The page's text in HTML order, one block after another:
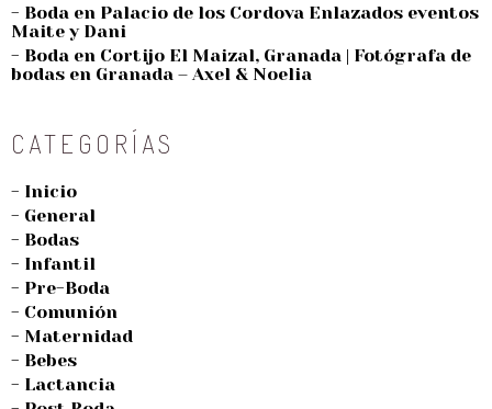
- Boda en Palacio de los Cordova Enlazados eventos
Maite y Dani
- Boda en Cortijo El Maizal, Granada | Fotógrafa de
bodas en Granada – Axel & Noelia
CATEGORÍAS
- Inicio
- General
- Bodas
- Infantil
- Pre-Boda
- Comunión
- Maternidad
- Bebes
- Lactancia